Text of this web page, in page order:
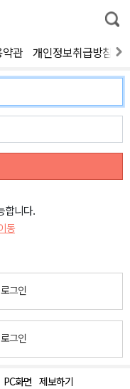
통
합
색
약관 개인정보취급방침
합니다.
동
그인
그인
PC화면 제보하기